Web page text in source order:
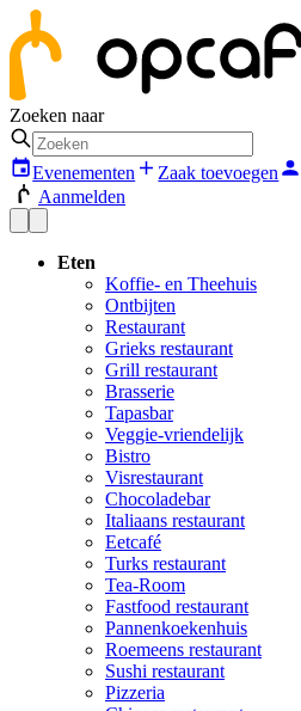
Zoeken naar
Evenementen Zaak toevoegen
Aanmelden
Eten
Koffie- en Theehuis
Ontbijten
Restaurant
Grieks restaurant
Grill restaurant
Brasserie
Tapasbar
Veggie-vriendelijk
Bistro
Visrestaurant
Chocoladebar
Italiaans restaurant
Eetcafé
Turks restaurant
Tea-Room
Fastfood restaurant
Pannenkoekenhuis
Roemeens restaurant
Sushi restaurant
Pizzeria